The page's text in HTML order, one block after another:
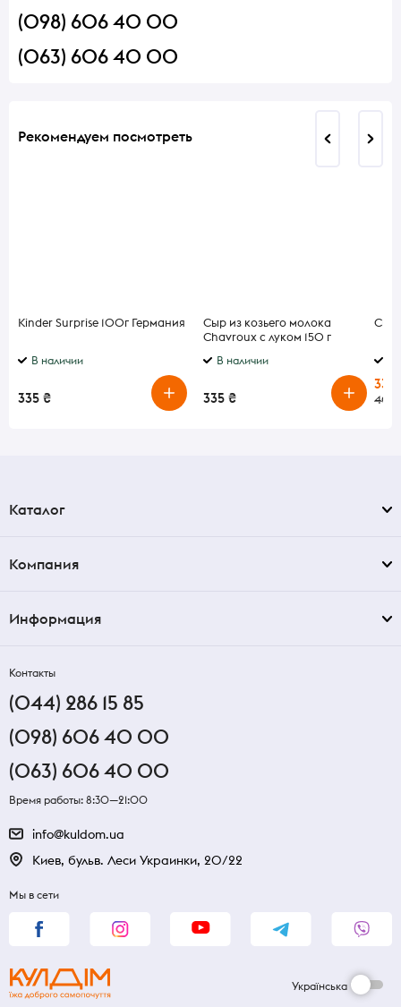
(098) 606 40 00
(063) 606 40 00
Рекомендуем посмотреть
Kinder Surprise 100г Германия
В наличии
335 ₴
Сыр из козьего молока
Chavroux с луком 150 г
В наличии
335 ₴
Сыр
335
400
Каталог
Компания
Информация
Контакты
(044) 286 15 85
(098) 606 40 00
(063) 606 40 00
Время работы: 8:30—21:00
info@kuldom.ua
Киев, бульв. Леси Украинки, 20/22
Мы в сети
Українська